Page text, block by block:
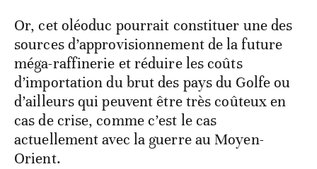
Or, cet oléoduc pourrait constituer une des
sources d’approvisionnement de la future
méga-raffinerie et réduire les coûts
d’importation du brut des pays du Golfe ou
d’ailleurs qui peuvent être très coûteux en
cas de crise, comme c’est le cas
actuellement avec la guerre au Moyen-
Orient.